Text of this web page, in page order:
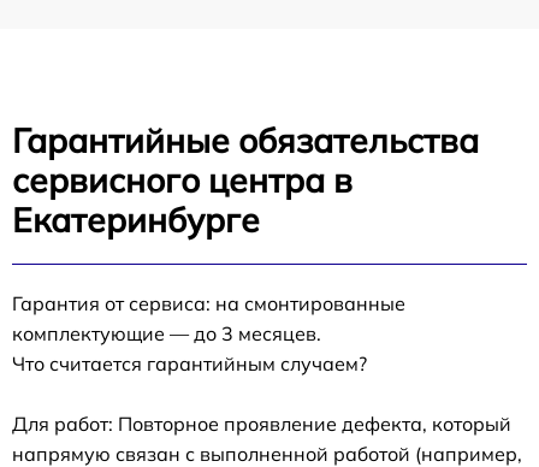
Гарантийные обязательства
сервисного центра в
Екатеринбурге
Гарантия от сервиса: на смонтированные
комплектующие — до 3 месяцев.
Что считается гарантийным случаем?
Для работ: Повторное проявление дефекта, который
напрямую связан с выполненной работой (например,